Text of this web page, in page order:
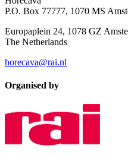
P.O. Box 77777, 1070 MS
Europaplein 24, 1078 GZ
The Netherlands
horecava@rai.nl
Organised by